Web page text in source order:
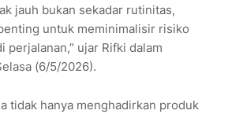
jauh bukan sekadar rutinitas,
untuk meminimalisir risiko
perjalanan,” ujar Rifki dalam
(6/5/2026).
tidak hanya menghadirkan produk